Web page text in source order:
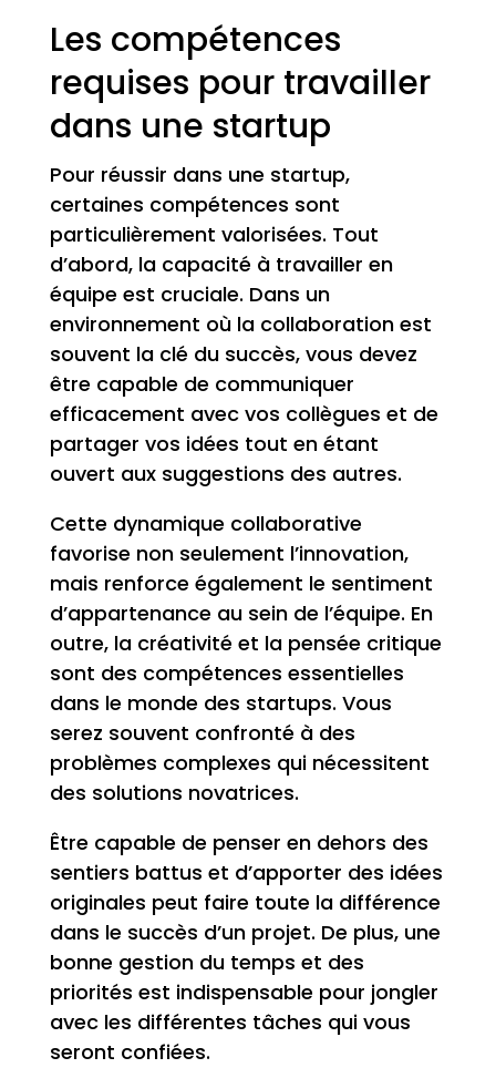
Les compétences
requises pour travailler
dans une startup
Pour réussir dans une startup,
certaines compétences sont
particulièrement valorisées. Tout
d’abord, la capacité à travailler en
équipe est cruciale. Dans un
environnement où la collaboration est
souvent la clé du succès, vous devez
être capable de communiquer
efficacement avec vos collègues et de
partager vos idées tout en étant
ouvert aux suggestions des autres.
Cette dynamique collaborative
favorise non seulement l’innovation,
mais renforce également le sentiment
d’appartenance au sein de l’équipe. En
outre, la créativité et la pensée critique
sont des compétences essentielles
dans le monde des startups. Vous
serez souvent confronté à des
problèmes complexes qui nécessitent
des solutions novatrices.
Être capable de penser en dehors des
sentiers battus et d’apporter des idées
originales peut faire toute la différence
dans le succès d’un projet. De plus, une
bonne gestion du temps et des
priorités est indispensable pour jongler
avec les différentes tâches qui vous
seront confiées.